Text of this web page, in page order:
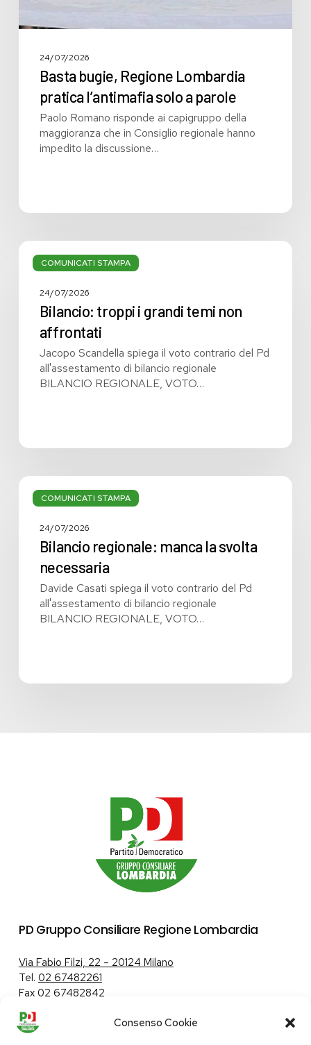
Consenso Cookie
24/07/2026
Basta bugie, Regione Lombardia
pratica l’antimafia solo a parole
Paolo Romano risponde ai capigruppo della
maggioranza che in Consiglio regionale hanno
impedito la discussione…
COMUNICATI STAMPA
Bilancio:
troppi
grandi
affrontati
24/07/2026
Bilancio: troppi i grandi temi non
affrontati
Jacopo Scandella spiega il voto contrario del Pd
all'assestamento di bilancio regionale
BILANCIO REGIONALE, VOTO…
COMUNICATI STAMPA
Bilancio
regionale:
svolta
24/07/2026
Bilancio regionale: manca la svolta
necessaria
Davide Casati spiega il voto contrario del Pd
all'assestamento di bilancio regionale
BILANCIO REGIONALE, VOTO…
PD Gruppo Consiliare Regione Lombardia
Via Fabio Filzi, 22 – 20124 Milano
Tel. 02 67482261
Fax 02 67482842
Tutela dei dati personali|Politica sui cookie